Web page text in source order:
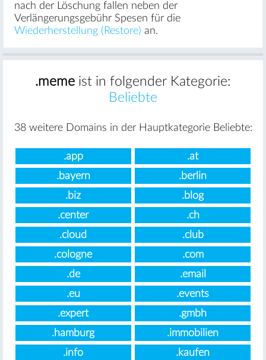
nach der Löschung fallen neben der
Verlängerungsgebühr Spesen für die
Wiederherstellung (Restore) an.
.meme ist in folgender Kategorie:
Beliebte
38 weitere Domains in der Hauptkategorie Beliebte:
.app
.at
.bayern
.berlin
.biz
.blog
.center
.ch
.cloud
.club
.cologne
.com
.de
.email
.eu
.events
.expert
.gmbh
.hamburg
.immobilien
.info
.kaufen